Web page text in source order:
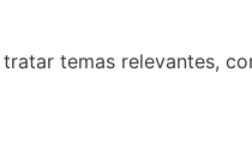
temas relevantes,